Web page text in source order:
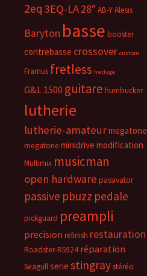
2eq 3EQ-LA28" AB-YAlesis
Baryton basse booster
contrebasse crossover custom
Framus fretless frettage
G&L 1500 guitare humbucker
lutherie
lutherie-amateurmegatone
megatone minidrive modification
Multimix musicman
open hardware passivator
passive pbuzz pedale
pickguard preampli
precision refinish restauration
Roadster-RS924 réparation
Seagullserie stingraystéréo